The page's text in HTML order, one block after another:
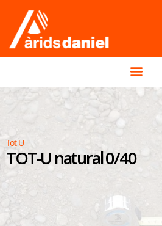
Tot-U
TOT-U natural 0/40